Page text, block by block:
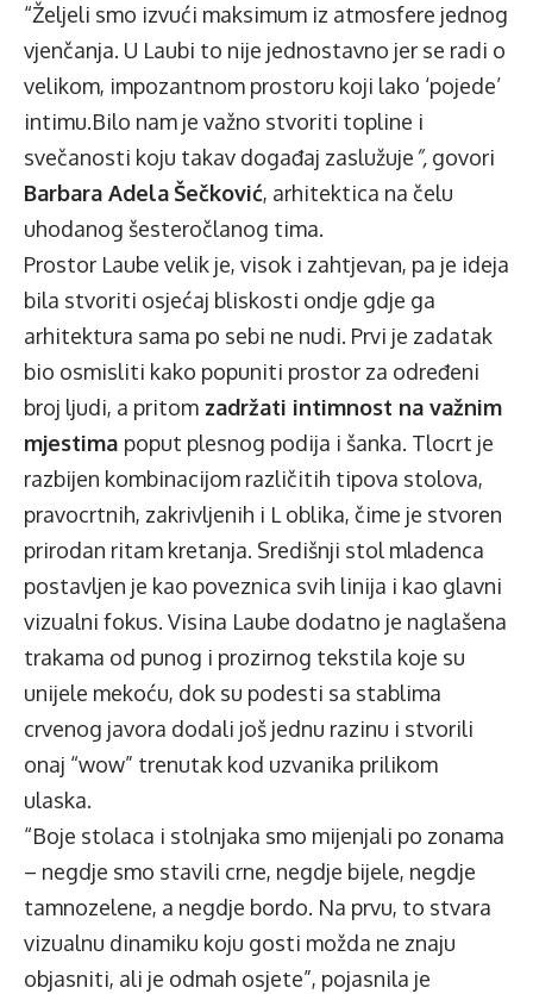
“Željeli smo izvući maksimum iz atmosfere jednog
vjenčanja. U Laubi to nije jednostavno jer se radi o
velikom, impozantnom prostoru koji lako ‘pojede’
intimu.Bilo nam je važno stvoriti topline i
svečanosti koju takav događaj zaslužuje ”, govori
Barbara Adela Šečković, arhitektica na čelu
uhodanog šesteročlanog tima.
Prostor Laube velik je, visok i zahtjevan, pa je ideja
bila stvoriti osjećaj bliskosti ondje gdje ga
arhitektura sama po sebi ne nudi. Prvi je zadatak
bio osmisliti kako popuniti prostor za određeni
broj ljudi, a pritom zadržati intimnost na važnim
mjestima poput plesnog podija i šanka. Tlocrt je
razbijen kombinacijom različitih tipova stolova,
pravocrtnih, zakrivljenih i L oblika, čime je stvoren
prirodan ritam kretanja. Središnji stol mladenca
postavljen je kao poveznica svih linija i kao glavni
vizualni fokus. Visina Laube dodatno je naglašena
trakama od punog i prozirnog tekstila koje su
unijele mekoću, dok su podesti sa stablima
crvenog javora dodali još jednu razinu i stvorili
onaj “wow” trenutak kod uzvanika prilikom
ulaska.
“Boje stolaca i stolnjaka smo mijenjali po zonama
– negdje smo stavili crne, negdje bijele, negdje
tamnozelene, a negdje bordo. Na prvu, to stvara
vizualnu dinamiku koju gosti možda ne znaju
objasniti, ali je odmah osjete”, pojasnila je